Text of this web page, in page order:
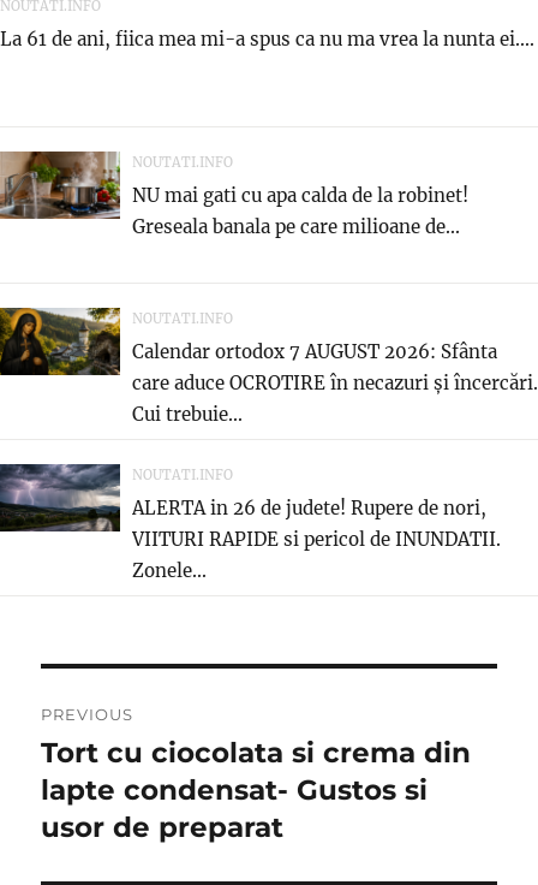
NOUTATI.INFO
La 61 de ani, fiica mea mi-a spus ca nu ma vrea la nunta ei....
NOUTATI.INFO
NU mai gati cu apa calda de la robinet!
Greseala banala pe care milioane de...
NOUTATI.INFO
Calendar ortodox 7 AUGUST 2026: Sfânta
care aduce OCROTIRE în necazuri și încercări.
Cui trebuie...
NOUTATI.INFO
ALERTA in 26 de judete! Rupere de nori,
VIITURI RAPIDE si pericol de INUNDATII.
Zonele...
navigation
PREVIOUS
Previous
post:
Tort cu ciocolata si crema din
lapte condensat- Gustos si
usor de preparat